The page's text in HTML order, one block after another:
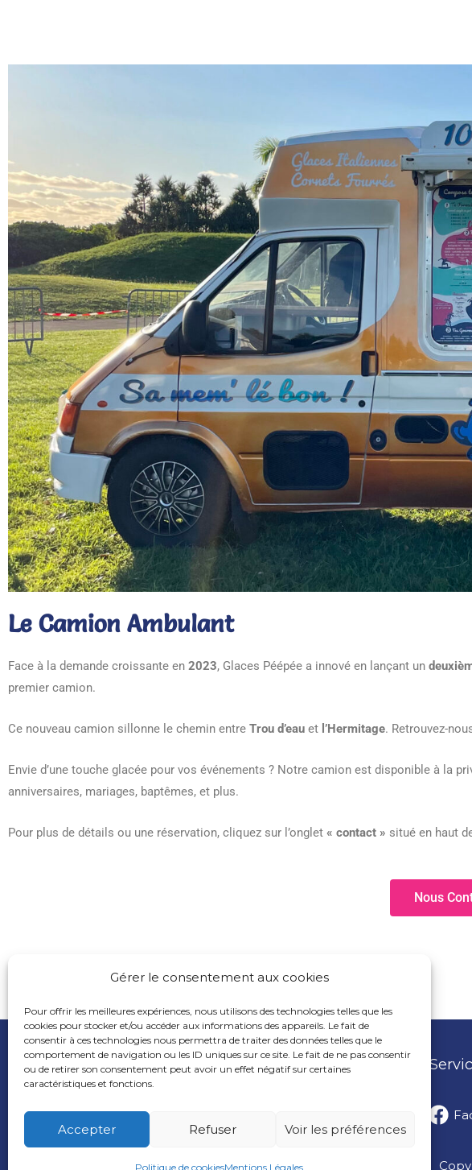
Gérer le consentement aux cookies
Pour offrir les meilleures expériences, nous utilisons des technologies telles que les
cookies pour stocker et/ou accéder aux informations des appareils. Le fait de
consentir à ces technologies nous permettra de traiter des données telles que le
comportement de navigation ou les ID uniques sur ce site. Le fait de ne pas consentir
ou de retirer son consentement peut avoir un effet négatif sur certaines
caractéristiques et fonctions.
Accepter Refuser Voir les préférences
Politique de cookiesMentions Légales
Le Camion Ambulant
Face à la demande croissante en 2023, Glaces Péépée a innové en lançant un
premier camion.
Ce nouveau camion sillonne le chemin entre Trou d’eau et l’Hermitage. Retrouvez-
Envie d’une touche glacée pour vos événements ? Notre camion est disponible à la
anniversaires, mariages, baptêmes, et plus.
Pour plus de détails ou une réservation, cliquez sur l’onglet « contact » situé en haut
Nous
Accueil Contact